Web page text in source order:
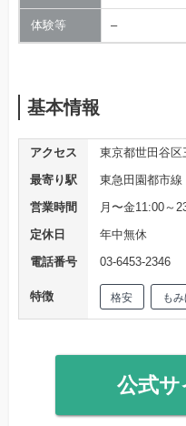
体験等 –
基本情報
アクセス
東京都世田谷区
最寄り駅
東急田園都市
営業時間
月〜金11:00～
定休日
年中無休
電話番号
03-6453-2346
特徴 格安 も
公式サ